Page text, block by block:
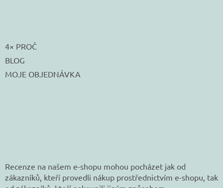
4× PROČ
BLOG
MOJE OBJEDNÁVKA
Recenze na našem e-shopu mohou pocházet jak od
zákazníků, kteří provedli nákup prostřednictvím e-shopu, tak